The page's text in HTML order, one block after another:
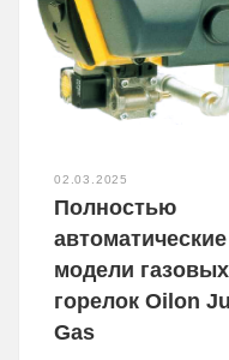
02.03.2025
Полностью
автоматические
модели газовых
горелок Oilon
Gas